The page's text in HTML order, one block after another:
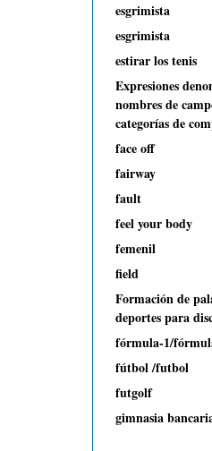
esgrimista
esgrimista
estirar los tenis
Expresiones
nombres de
categorías de
face off
fairway
fault
feel your body
femenil
field
Formación de
deportes para
fórmula-1/
fútbol /futbol
futgolf
gimnasia